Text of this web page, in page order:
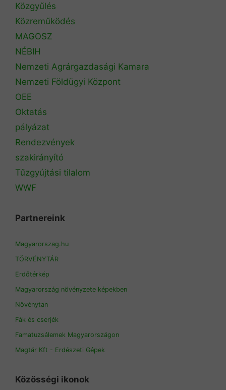
Közgyűlés
Közreműködés
MAGOSZ
NÉBIH
Nemzeti Agrárgazdasági Kamara
Nemzeti Földügyi Központ
OEE
Oktatás
pályázat
Rendezvények
szakirányító
Tűzgyújtási tilalom
WWF
Partnereink
Magyarorszag.hu
TÖRVÉNYTÁR
Erdőtérkép
Magyarország növényzete képekben
Növénytan
Fák és cserjék
Famatuzsálemek Magyarországon
Magtár Kft - Erdészeti Gépek
Közösségi ikonok